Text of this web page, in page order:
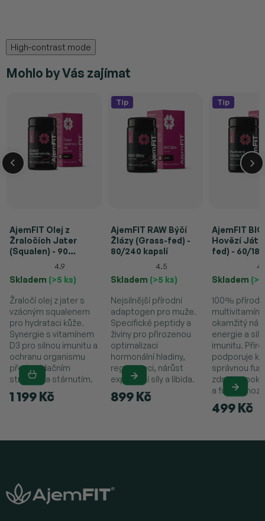
High-contrast mode
Mohlo by Vás zajímat
AjemFIT Olej z
Žraločích Jater
(Squalen) - 90
Vitamínem D3)
4.9
Skladem (>5 ks)
1 199 Kč
Žraločí olej z jater s
vzácným squalenem
pro hydrataci kůže.
Synergie s vitamínem
D3 pro silnou imunitu a
ochranu organismu
před oxidačním
stresem a stárnutím.
Tip
AjemFIT RAW Býčí
Žlázy (Grass-fed) -
80/240 kapslí
4.5
Skladem (>5 ks)
899 Kč
Nejsilnější přírodní
adaptogen pro muže.
Specifické peptidy a
živiny pro přirozenou
optimalizaci
hormonální hladiny,
regeneraci, nárůst
explozivní síly a libida.
Tip
AjemFIT BIO
Hovězí
fed) - 60/
Skladem
499 Kč
100%
multivitamín
okamžitý
energie a
imunitu.
podporuje
správnou
zdravou
a funkci